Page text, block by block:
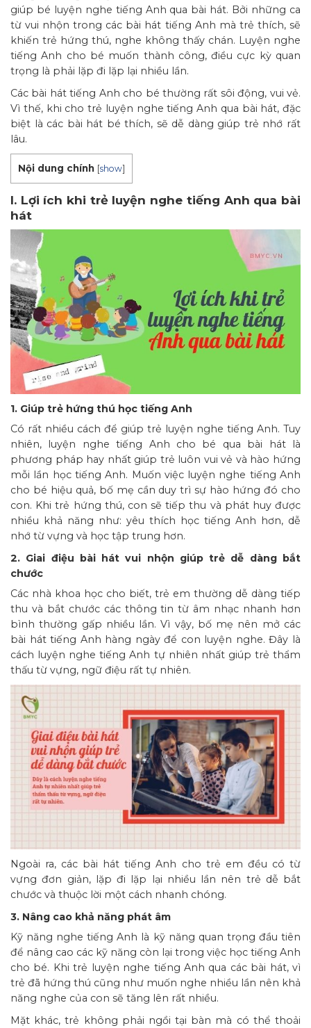
giúp bé luyện nghe tiếng Anh qua bài hát. Bởi những ca
từ vui nhộn trong các bài hát tiếng Anh mà trẻ thích, sẽ
khiến trẻ hứng thú, nghe không thấy chán. Luyện nghe
tiếng Anh cho bé muốn thành công, điều cực kỳ quan
trọng là phải lặp đi lặp lại nhiều lần.
Các bài hát tiếng Anh cho bé thường rất sôi động, vui vẻ.
Vì thế, khi cho trẻ luyện nghe tiếng Anh qua bài hát, đặc
biệt là các bài hát bé thích, sẽ dễ dàng giúp trẻ nhớ rất
lâu.
Nội dung chính [show]
I. Lợi ích khi trẻ luyện nghe tiếng Anh qua bài
hát
1. Giúp trẻ hứng thú học tiếng Anh
Có rất nhiều cách để giúp trẻ luyện nghe tiếng Anh. Tuy
nhiên, luyện nghe tiếng Anh cho bé qua bài hát là
phương pháp hay nhất giúp trẻ luôn vui vẻ và hào hứng
mỗi lần học tiếng Anh. Muốn việc luyện nghe tiếng Anh
cho bé hiệu quả, bố mẹ cần duy trì sự hào hứng đó cho
con. Khi trẻ hứng thú, con sẽ tiếp thu và phát huy được
nhiều khả năng như: yêu thích học tiếng Anh hơn, dễ
nhớ từ vựng và học tập trung hơn.
2. Giai điệu bài hát vui nhộn giúp trẻ dễ dàng bắt
chước
Các nhà khoa học cho biết, trẻ em thường dễ dàng tiếp
thu và bắt chước các thông tin từ âm nhạc nhanh hơn
bình thường gấp nhiều lần. Vì vậy, bố mẹ nên mở các
bài hát tiếng Anh hàng ngày để con luyện nghe. Đây là
cách luyện nghe tiếng Anh tự nhiên nhất giúp trẻ thẩm
thấu từ vựng, ngữ điệu rất tự nhiên.
Ngoài ra, các bài hát tiếng Anh cho trẻ em đều có từ
vựng đơn giản, lặp đi lặp lại nhiều lần nên trẻ dễ bắt
chước và thuộc lời một cách nhanh chóng.
3. Nâng cao khả năng phát âm
Kỹ năng nghe tiếng Anh là kỹ năng quan trọng đầu tiên
để nâng cao các kỹ năng còn lại trong việc học tiếng Anh
cho bé. Khi trẻ luyện nghe tiếng Anh qua các bài hát, vì
trẻ đã hứng thú cũng như muốn nghe nhiều lần nên khả
năng nghe của con sẽ tăng lên rất nhiều.
Mặt khác, trẻ không phải ngồi tại bàn mà có thể thoải